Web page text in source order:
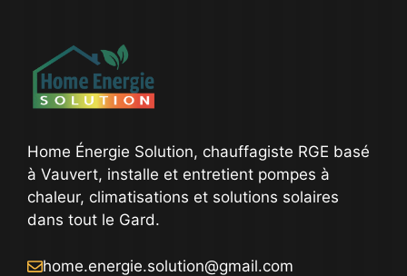
Home Énergie Solution, chauffagiste RGE basé
à Vauvert, installe et entretient pompes à
chaleur, climatisations et solutions solaires
dans tout le Gard.
home.energie.solution@gmail.com